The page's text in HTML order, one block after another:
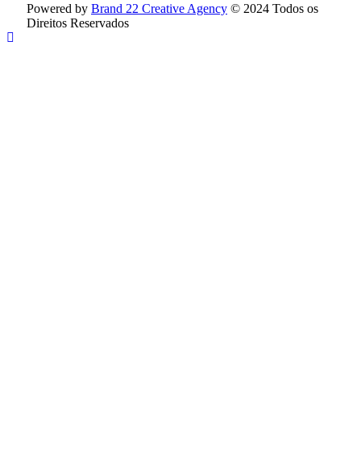
Powered by Brand 22 Creative Agency © 2024 Todos os
Direitos Reservados